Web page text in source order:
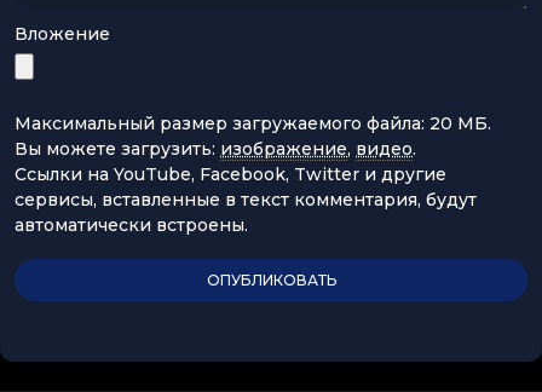
Вложение
Максимальный размер загружаемого файла: 20 МБ.
Вы можете загрузить: изображение, видео.
Ссылки на YouTube, Facebook, Twitter и другие
сервисы, вставленные в текст комментария, будут
автоматически встроены.